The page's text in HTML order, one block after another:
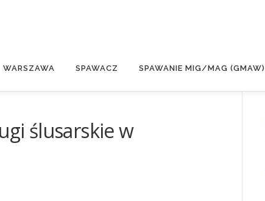
WARSZAWA SPAWACZ SPAWANIE MIG/MAG (GMAW)
ślusarskie w